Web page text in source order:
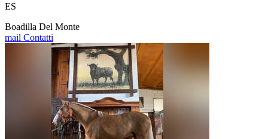
ES
Boadilla Del Monte
mail Contatti